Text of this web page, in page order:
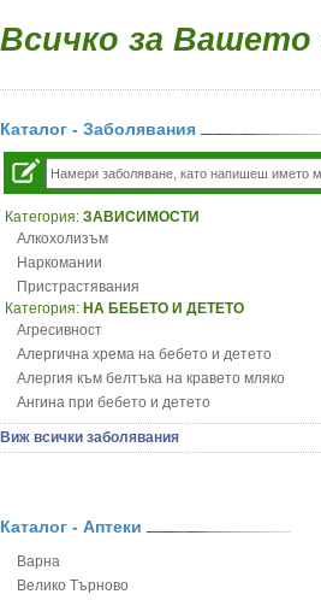
Всичко за Вашето
Каталог - Заболявания
Категория: ЗАВИСИМОСТИ
Алкохолизъм
Наркомании
Пристрастявания
Категория: НА БЕБЕТО И ДЕТЕТО
Агресивност
Алергична хрема на бебето и детето
Алергия към белтъка на кравето мляко
Ангина при бебето и детето
Анемия при бебето и детето
Апетит - пълни деца
Бронхиална астма при бебето и детето
Варицела
Висока температура на бебето и детето
Виж всички заболявания
Каталог - Аптеки
Варна
Велико Търново